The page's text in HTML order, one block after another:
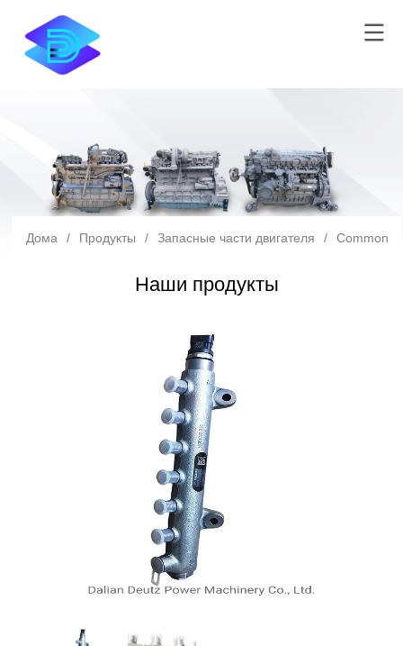
Дома / Продукты / Запасные части двигателя / Common
Наши продукты